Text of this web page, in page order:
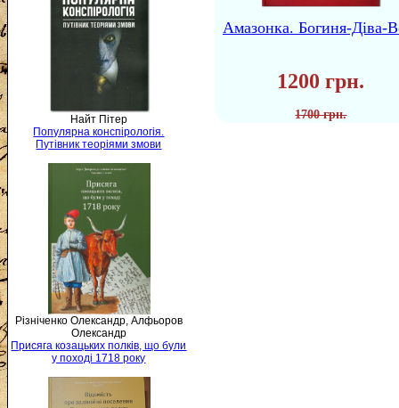
Найт Пітер
Популярна конспірологія.
Путівник теоріями змови
Різніченко Олександр, Алфьоров
Олександр
Присяга козацьких полків, що були
у поході 1718 року
Амазонка. Богиня-Діва-
1200 грн.
1700 грн.